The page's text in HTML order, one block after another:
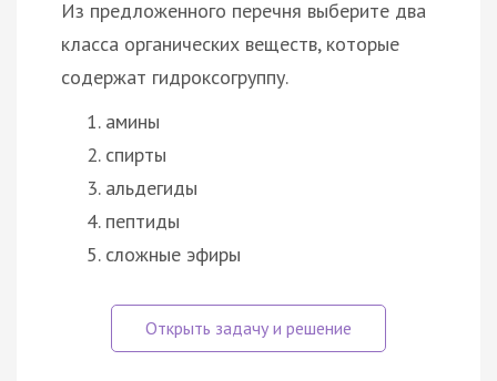
Из предложенного перечня выберите два
класса органических веществ, которые
содержат гидроксогруппу.
амины
спирты
альдегиды
пептиды
сложные эфиры